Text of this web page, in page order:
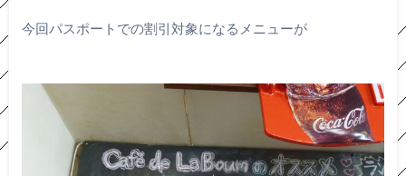
今回パスポートでの割引対象になるメニューが